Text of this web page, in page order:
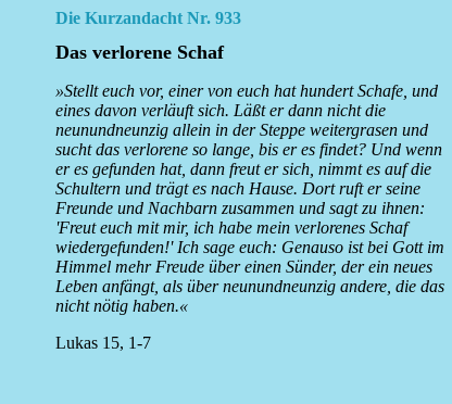
Die Kurzandacht Nr. 933
Das verlorene Schaf
»Stellt euch vor, einer von euch hat hundert Schafe, und
eines davon verläuft sich. Läßt er dann nicht die
neunundneunzig allein in der Steppe weitergrasen und
sucht das verlorene so lange, bis er es findet? Und wenn
er es gefunden hat, dann freut er sich, nimmt es auf die
Schultern und trägt es nach Hause. Dort ruft er seine
Freunde und Nachbarn zusammen und sagt zu ihnen:
'Freut euch mit mir, ich habe mein verlorenes Schaf
wiedergefunden!' Ich sage euch: Genauso ist bei Gott im
Himmel mehr Freude über einen Sünder, der ein neues
Leben anfängt, als über neunundneunzig andere, die das
nicht nötig haben.«
Lukas 15, 1-7